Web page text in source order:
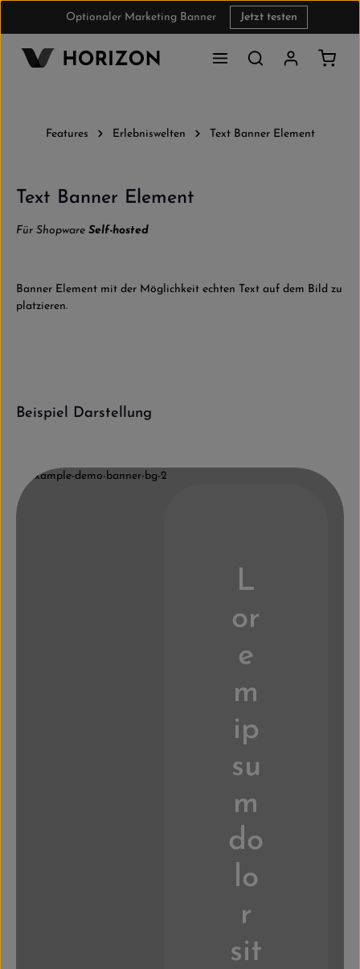
Zum Hauptinhalt springen
Optionaler Marketing Banner Jetzt testen
Features Erlebniswelten Text Banner Element
Text Banner Element
Für Shopware Self-hosted
Banner Element mit der Möglichkeit echten Text auf dem Bild zu
platzieren.
Beispiel Darstellung
Lorem ipsum dolor sit amet. At vero eos.More information
L
or
e
m
ip
su
m
do
lo
r
sit